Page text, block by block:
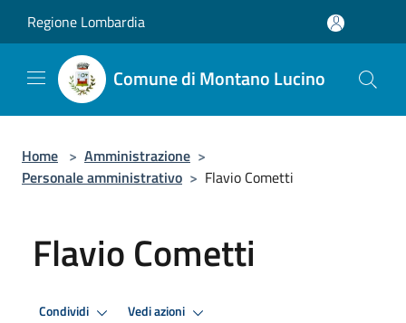
Regione Lombardia
Comune di Montano Lucino
Home > Amministrazione >
Personale amministrativo > Flavio Cometti
Flavio Cometti
Condividi Vedi azioni